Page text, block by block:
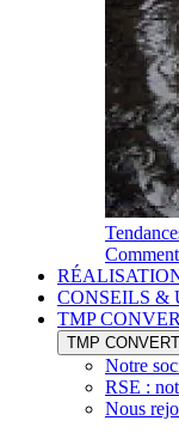
CONSEILS &
TMP
TMP CONVERT
Notre
RSE :
Nous